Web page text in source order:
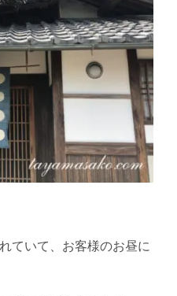
ていて、お客様のお昼に